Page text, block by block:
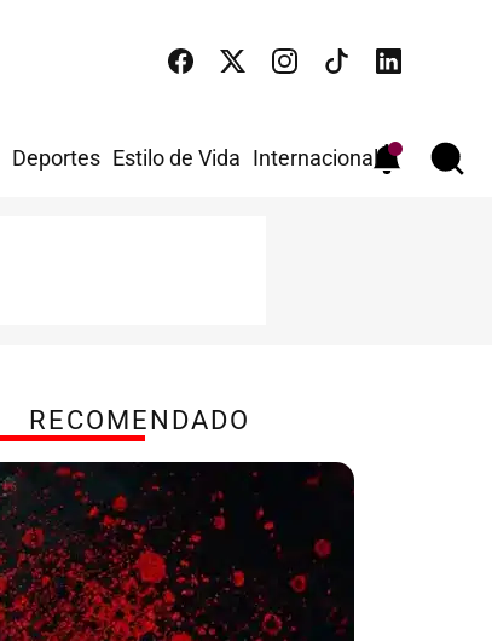
Deportes Estilo de Vida Internacional
RECOMENDADO